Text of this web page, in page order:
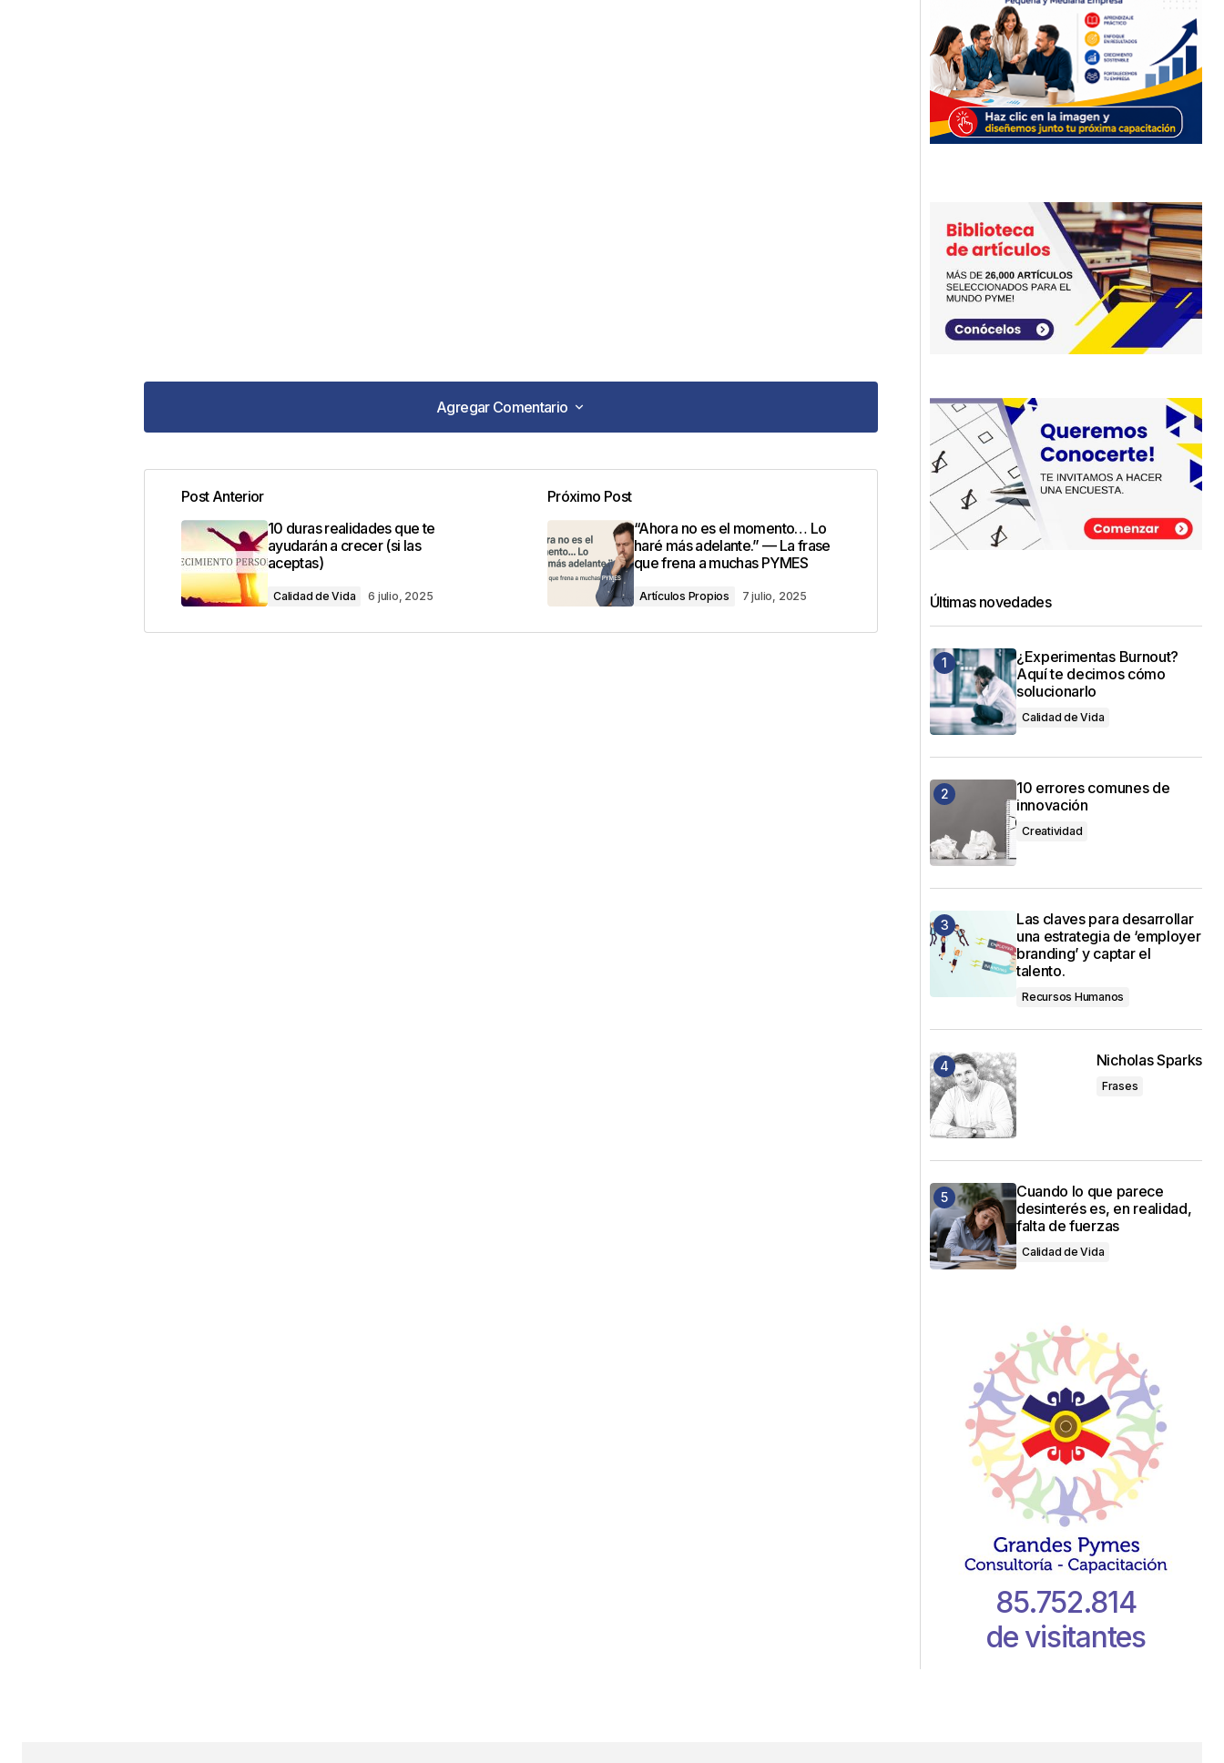
Agregar Comentario
Agregar Comentario
Tu dirección de correo electrónico no será publicada.
Los campos obligatorios están marcados
con*
Comentario*
Post Anterior
10 duras realidades que te
ayudarán a crecer (si las
aceptas)
Calidad de Vida 6 julio, 2025
Próximo Post
“Ahora no es el momento… Lo
haré más adelante.” — La frase
que frena a muchas PYMES
Artículos Propios 7 julio, 2025 Últimas novedades
¿Experimentas Burnout?
Aquí te decimos cómo
solucionarlo
Calidad de Vida
10 errores comunes de
innovación
Creatividad
Las claves para desarrollar
una estrategia de ‘employer
branding’ y captar el
talento.
Recursos Humanos
Nicholas Sparks
Frases
Cuando lo que parece
desinterés es, en realidad,
falta de fuerzas
Calidad de Vida
85.752.814
de visitantes